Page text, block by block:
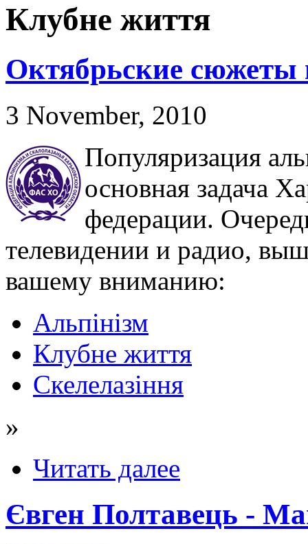
Клубне життя
Октябрьские сюжеты
3 November, 2010
Популяризация
основная задача
федерации.
телевидении и радио,
вашему вниманию:
Альпінізм
Клубне життя
Скелелазіння
»
Читать далее
Євген Полтавець -